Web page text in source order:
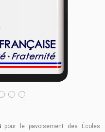
pour le pavoisement des Écoles